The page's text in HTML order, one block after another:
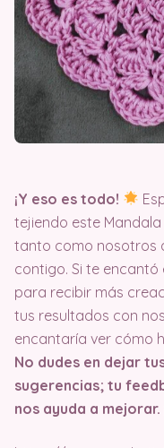
¡Y eso es todo!
tejiendo este Mandala
tanto como nosotros
contigo. Si te
para recibir más
tus resultados con
encantaría ver cómo
No dudes en dejar
sugerencias; tu
nos ayuda a